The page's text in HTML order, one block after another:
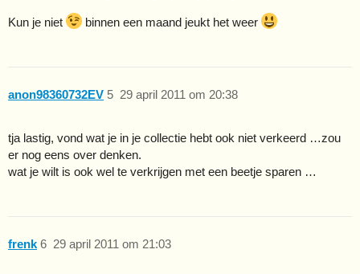
Kun je niet binnen een maand jeukt het weer
anon98360732EV 29 april 2011 om 20:38
5
tja lastig, vond wat je in je collectie hebt ook niet verkeerd …zou
er nog eens over denken.
wat je wilt is ook wel te verkrijgen met een beetje sparen …
frenk 29 april 2011 om 21:03
6